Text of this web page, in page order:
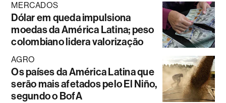
MERCADOS
Dólar em queda impulsiona
moedas da América Latina; peso
colombiano lidera valorização
AGRO
Os países da América Latina que
serão mais afetados pelo El Niño,
segundo o BofA